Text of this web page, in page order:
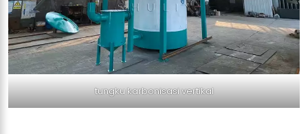
tungku karbonisasi vertikal